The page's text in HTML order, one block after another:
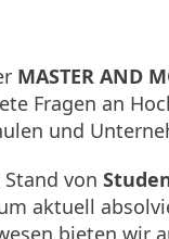
MASTER AND
Fragen an
und
von
aktuell
bieten